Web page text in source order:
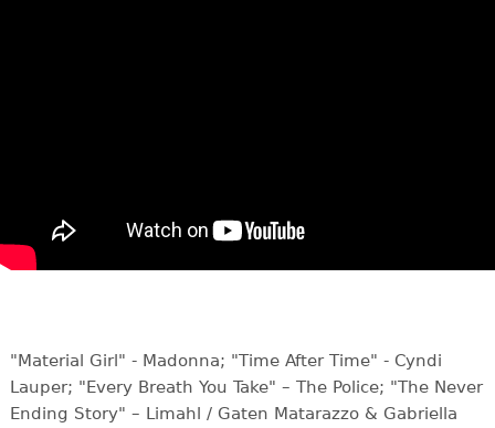
"Material Girl" - Madonna; "Time After Time" - Cyndi
Lauper; "Every Breath You Take" – The Police; "The Never
Ending Story" – Limahl / Gaten Matarazzo & Gabriella